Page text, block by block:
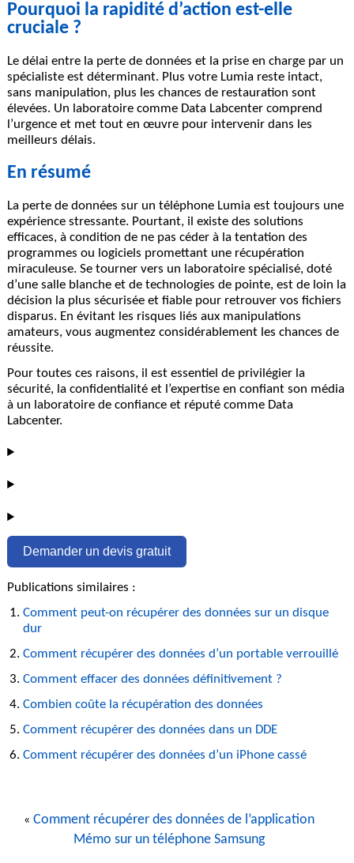
Pourquoi la rapidité d’action est-elle
cruciale ?
Le délai entre la perte de données et la prise en charge par un
spécialiste est déterminant. Plus votre Lumia reste intact,
sans manipulation, plus les chances de restauration sont
élevées. Un laboratoire comme Data Labcenter comprend
l’urgence et met tout en œuvre pour intervenir dans les
meilleurs délais.
En résumé
La perte de données sur un téléphone Lumia est toujours une
expérience stressante. Pourtant, il existe des solutions
efficaces, à condition de ne pas céder à la tentation des
programmes ou logiciels promettant une récupération
miraculeuse. Se tourner vers un laboratoire spécialisé, doté
d’une salle blanche et de technologies de pointe, est de loin la
décision la plus sécurisée et fiable pour retrouver vos fichiers
disparus. En évitant les risques liés aux manipulations
amateurs, vous augmentez considérablement les chances de
réussite.
Pour toutes ces raisons, il est essentiel de privilégier la
sécurité, la confidentialité et l’expertise en confiant son média
à un laboratoire de confiance et réputé comme Data
Labcenter.
Demander un devis gratuit
Publications similaires :
Comment peut-on récupérer des données sur un disque
dur
Comment récupérer des données d’un portable verrouillé
Comment effacer des données définitivement ?
Combien coûte la récupération des données
Comment récupérer des données dans un DDE
Comment récupérer des données d’un iPhone cassé
« Comment récupérer des données de l’application
Mémo sur un téléphone Samsung